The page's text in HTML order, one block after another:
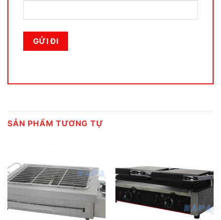
SẢN PHẨM TƯƠNG TỰ